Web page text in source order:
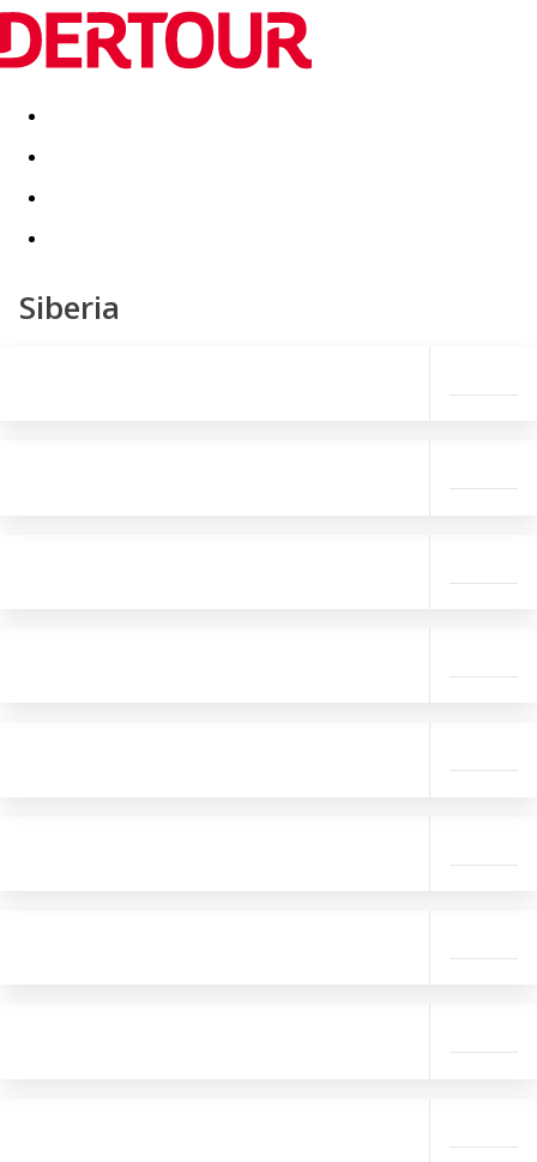
Destinatii Vacanta perfecta OFERTE DE NERATAT
Siberia